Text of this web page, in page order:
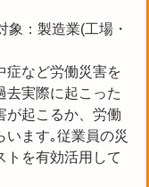
：製造業(工場・
症など労働災害を
去実際に起こった
が起こるか、労働
います｡従業員の災
トを有効活用して